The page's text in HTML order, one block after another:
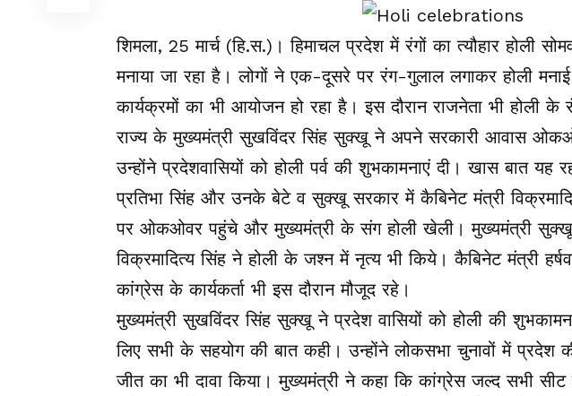
शिमला, 25 मार्च (हि.स.)। हिमाचल प्रदेश में रंगों का त्यौहार होली
मनाया जा रहा है। लोगों ने एक-दूसरे पर रंग-गुलाल लगाकर होली
कार्यक्रमों का भी आयोजन हो रहा है। इस दौरान राजनेता भी होली
राज्य के मुख्यमंत्री सुखविंदर सिंह सुक्खू ने अपने सरकारी आवास
उन्होंने प्रदेशवासियों को होली पर्व की शुभकामनाएं दी। खास बात यह
प्रतिभा सिंह और उनके बेटे व सुक्खू सरकार में कैबिनेट मंत्री
पर ओकओवर पहुंचे और मुख्यमंत्री के संग होली खेली। मुख्यमंत्री
विक्रमादित्य सिंह ने होली के जश्न में नृत्य भी किये। कैबिनेट मंत्री
कांग्रेस के कार्यकर्ता भी इस दौरान मौजूद रहे।
मुख्यमंत्री सुखविंदर सिंह सुक्खू ने प्रदेश वासियों को होली की
लिए सभी के सहयोग की बात कही। उन्होंने लोकसभा चुनावों में प्रदेश
जीत का भी दावा किया। मुख्यमंत्री ने कहा कि कांग्रेस जल्द सभी सीट